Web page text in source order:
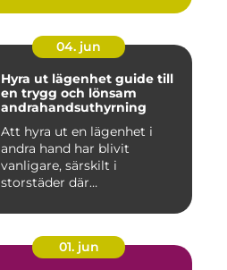
04. jun
Hyra ut lägenhet guide till
en trygg och lönsam
andrahandsuthyrning
Att hyra ut en lägenhet i
andra hand har blivit
vanligare, särskilt i
storstäder där
01. jun